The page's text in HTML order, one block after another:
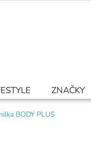
ZNAČKY
BODY PLUS